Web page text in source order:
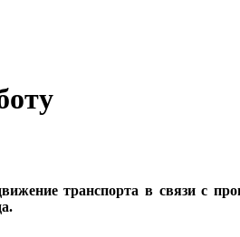
транспорта в связи с